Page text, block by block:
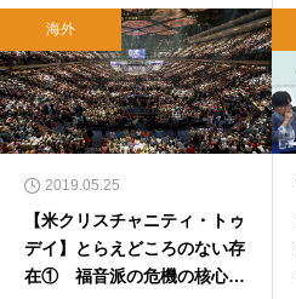
海外
2019.05.25
【米クリスチャニティ・トゥ
デイ】とらえどころのない存
在① 福音派の危機の核心